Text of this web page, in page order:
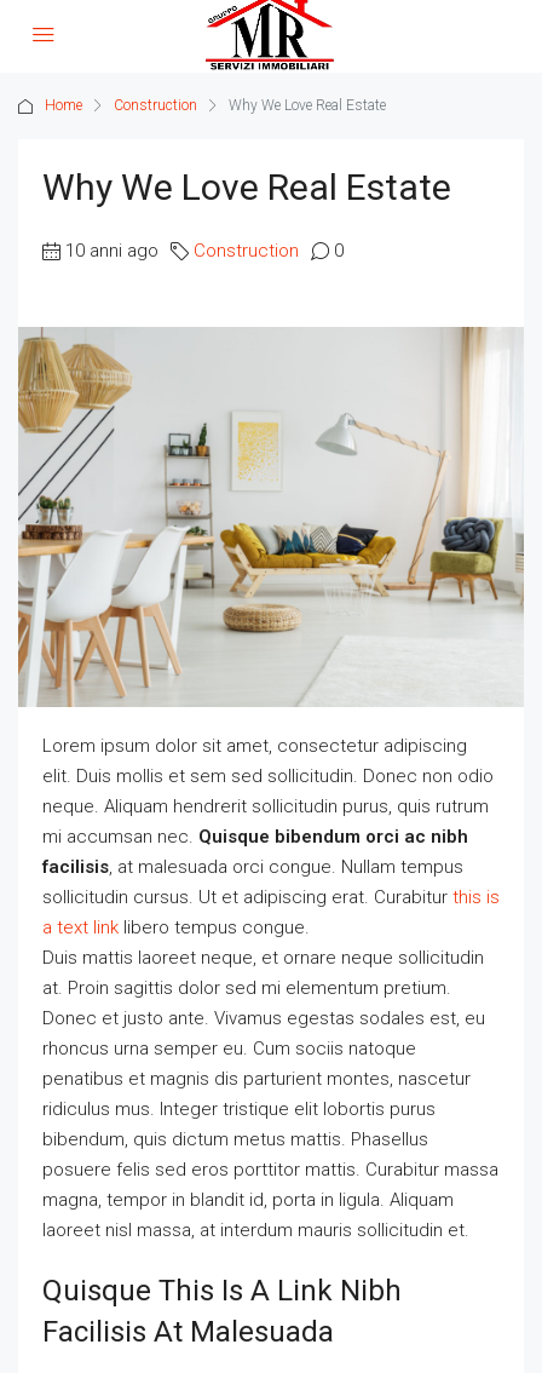
Home Construction Why We Love Real Estate
Why We Love Real Estate
10 anni ago Construction 0
Lorem ipsum dolor sit amet, consectetur adipiscing
elit. Duis mollis et sem sed sollicitudin. Donec non odio
neque. Aliquam hendrerit sollicitudin purus, quis rutrum
mi accumsan nec. Quisque bibendum orci ac nibh
facilisis , at malesuada orci congue. Nullam tempus
sollicitudin cursus. Ut et adipiscing erat. Curabitur this is
a text link libero tempus congue.
Duis mattis laoreet neque, et ornare neque sollicitudin
at. Proin sagittis dolor sed mi elementum pretium.
Donec et justo ante. Vivamus egestas sodales est, eu
rhoncus urna semper eu. Cum sociis natoque
penatibus et magnis dis parturient montes, nascetur
ridiculus mus. Integer tristique elit lobortis purus
bibendum, quis dictum metus mattis. Phasellus
posuere felis sed eros porttitor mattis. Curabitur massa
magna, tempor in blandit id, porta in ligula. Aliquam
laoreet nisl massa, at interdum mauris sollicitudin et.
Quisque This Is A Link Nibh
Facilisis At Malesuada